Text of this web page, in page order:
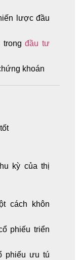
lược đầu
trongđầu tư
khoán
kỳ của thị
cách khôn
phiếu triển
phiếu ưu tú